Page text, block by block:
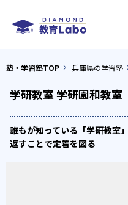
塾・学習塾TOP 兵庫県の学習塾
学研教室 学研園和教室
誰もが知っている「学研教室
返すことで定着を図る